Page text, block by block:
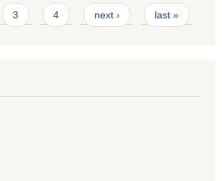
3 4 next › last »